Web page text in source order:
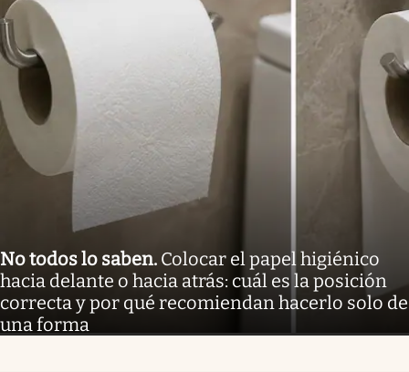
No todos lo saben. Colocar el papel higiénico
hacia delante o hacia atrás: cuál es la posición
correcta y por qué recomiendan hacerlo solo de
una forma